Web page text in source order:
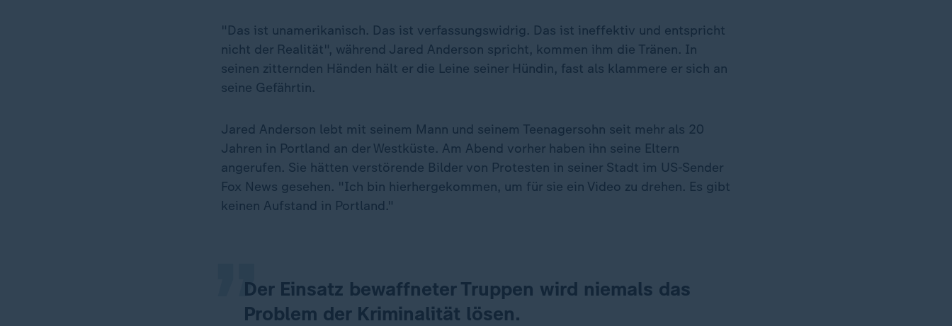
"Das ist unamerikanisch. Das ist verfassungswidrig. Das ist ineffektiv und entspricht
nicht der Realität", während Jared Anderson spricht, kommen ihm die Tränen. In
seinen zitternden Händen hält er die Leine seiner Hündin, fast als klammere er sich an
seine Gefährtin.
Jared Anderson lebt mit seinem Mann und seinem Teenagersohn seit mehr als 20
Jahren in Portland an der Westküste. Am Abend vorher haben ihn seine Eltern
angerufen. Sie hätten verstörende Bilder von Protesten in seiner Stadt im US-Sender
Fox News gesehen. "Ich bin hierhergekommen, um für sie ein Video zu drehen. Es gibt
keinen Aufstand in Portland."
Der Einsatz bewaffneter Truppen wird niemals das
Problem der Kriminalität lösen.
„